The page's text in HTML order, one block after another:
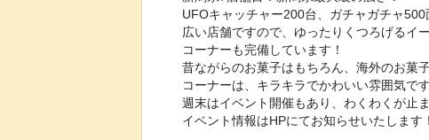
UFOキャッチャー200台、ガチャガチャ500
広い店舗ですので、ゆったりくつろげるイ
コーナーも完備しています！
昔ながらのお菓子はもちろん、海外のお菓
コーナーは、キラキラでかわいい雰囲気で
週末はイベント開催もあり、わくわくが止
イベント情報はHPにてお知らせいたします！